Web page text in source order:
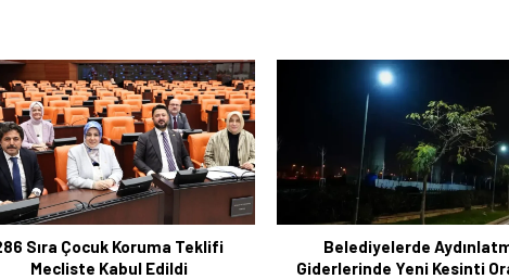
Sıra Çocuk Koruma Teklifi
Mecliste Kabul Edildi
Belediyelerde
Giderlerinde Yeni Kesinti